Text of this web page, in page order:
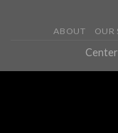
ABOUT OUR